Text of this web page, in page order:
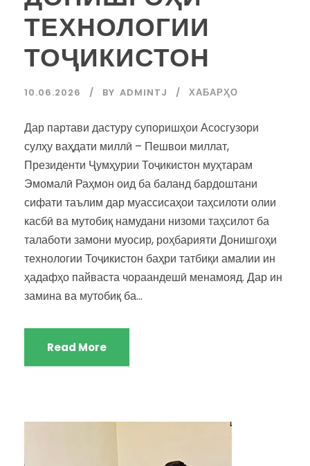
ТЕХНОЛОГИИ
ТОҶИКИСТОН
10.06.2026 BY ADMINTJ ХАБАРҲО
Дар партави дастуру супоришҳои Асосгузори
сулҳу ваҳдати миллӣ – Пешвои миллат,
Президенти Ҷумҳурии Тоҷикистон муҳтарам
Эмомалӣ Раҳмон оид ба баланд бардоштани
сифати таълим дар муассисаҳои таҳсилоти олии
касбӣ ва мутобиқ намудани низоми таҳсилот ба
талаботи замони муосир, роҳбарияти Донишгоҳи
технологии Тоҷикистон баҳри татбиқи амалии ин
ҳадафҳо пайваста чораандешӣ менамояд. Дар ин
замина ва мутобиқ ба...
Read More